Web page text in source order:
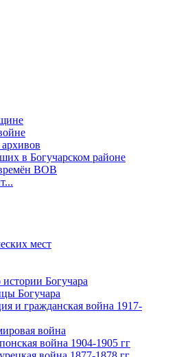
в Богучарском районе
ВОВ
мест
Богучара
Богучара
и гражданская война 1917-
война
война 1904-1905 гг